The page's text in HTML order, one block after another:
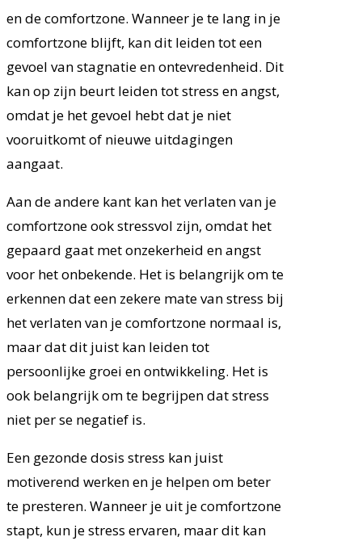
en de comfortzone. Wanneer je te lang in je
comfortzone blijft, kan dit leiden tot een
gevoel van stagnatie en ontevredenheid. Dit
kan op zijn beurt leiden tot stress en angst,
omdat je het gevoel hebt dat je niet
vooruitkomt of nieuwe uitdagingen
aangaat.
Aan de andere kant kan het verlaten van je
comfortzone ook stressvol zijn, omdat het
gepaard gaat met onzekerheid en angst
voor het onbekende. Het is belangrijk om te
erkennen dat een zekere mate van stress bij
het verlaten van je comfortzone normaal is,
maar dat dit juist kan leiden tot
persoonlijke groei en ontwikkeling. Het is
ook belangrijk om te begrijpen dat stress
niet per se negatief is.
Een gezonde dosis stress kan juist
motiverend werken en je helpen om beter
te presteren. Wanneer je uit je comfortzone
stapt, kun je stress ervaren, maar dit kan